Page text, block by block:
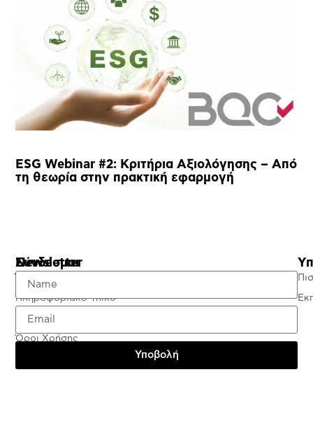
ESG Webinar #2: Κριτήρια Αξιολόγησης – Από
τη θεωρία στην πρακτική εφαρμογή
Σύνδεσμοι
Έλεγχος Πιστοποιητικού
Πληροφοριακό Υλικό
Πολιτική Απορρήτου
Όροι Χρήσης
Newsletter
Υποβολή